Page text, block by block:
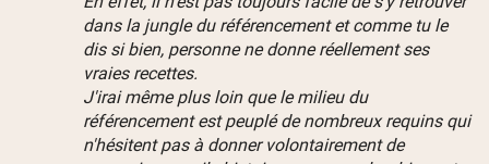
dans la jungle du référencement et comme tu le
dis si bien, personne ne donne réellement ses
vraies recettes.
J'irai même plus loin que le milieu du
référencement est peuplé de nombreux requins qui
n'hésitent pas à donner volontairement de